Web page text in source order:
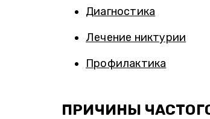
Диагностика
Лечение никтурии
Профилактика
ПРИЧИНЫ